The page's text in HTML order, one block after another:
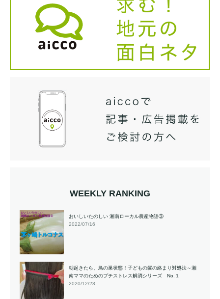
WEEKLY RANKING
おいしいたのしい 湘南ローカル農産物語③
2022/07/16
朝起きたら、鳥の巣状態！子どもの髪の絡まり対処法～湘
南ママのためのプチストレス解消シリーズ No.１
2020/12/28